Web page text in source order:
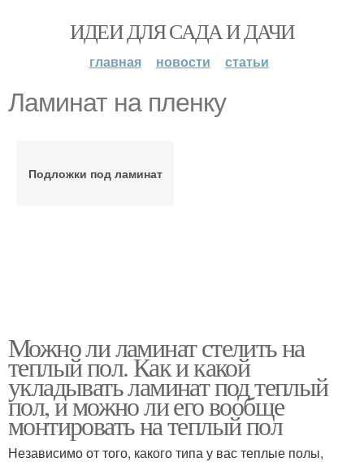
ИДЕИ ДЛЯ САДА И ДАЧИ
главная новости статьи
Ламинат на пленку
Подложки под ламинат
Можно ли ламинат стелить на
теплый пол. Как и какой
укладывать ламинат под теплый
пол, и можно ли его вообще
монтировать на теплый пол
Независимо от того, какого типа у вас теплые полы,